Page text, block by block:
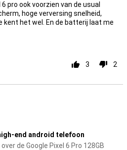
pro ook voorzien van de usual
hoge verversing snelheid,
kent het wel. En de batterij laat me
3 2
end android telefoon
de Google Pixel 6 Pro 128GB